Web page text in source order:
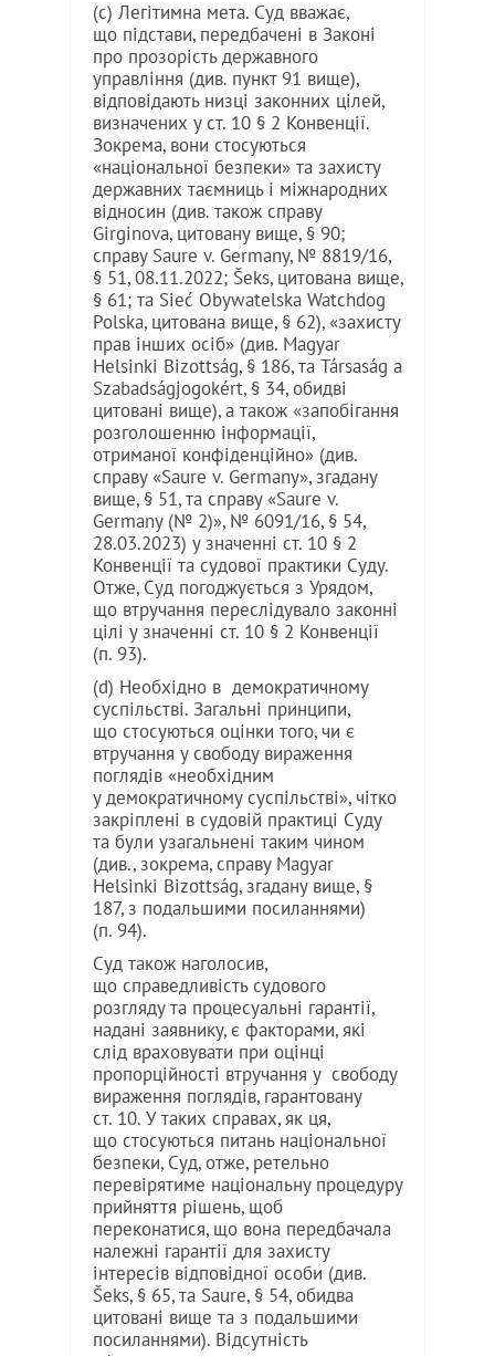
(с) Легітимна мета. Суд вважає,
що підстави, передбачені в Законі
про прозорість державного
управління (див. пункт 91 вище),
відповідають низці законних цілей,
визначених у ст. 10 § 2 Конвенції.
Зокрема, вони стосуються
«національної безпеки» та захисту
державних таємниць і міжнародних
відносин (див. також справу
Girginova, цитовану вище, § 90;
справу Saure v. Germany, № 8819/16,
§ 51, 08.11.2022; Šeks, цитована вище,
§ 61; та Sieć Obywatelska Watchdog
Polska, цитована вище, § 62), «захисту
прав інших осіб» (див. Magyar
Helsinki Bizottság, § 186, та Társaság a
Szabadságjogokért, § 34, обидві
цитовані вище), а також «запобігання
розголошенню інформації,
отриманої конфіденційно» (див.
справу «Saure v. Germany», згадану
вище, § 51, та справу «Saure v.
Germany (№ 2)», № 6091/16, § 54,
28.03.2023) у значенні ст. 10 § 2
Конвенції та судової практики Суду.
Отже, Суд погоджується з Урядом,
що втручання переслідувало законні
цілі у значенні ст. 10 § 2 Конвенції
(п. 93).
(d) Необхідно в демократичному
суспільстві. Загальні принципи,
що стосуються оцінки того, чи є
втручання у свободу вираження
поглядів «необхідним
у демократичному суспільстві», чітко
закріплені в судовій практиці Суду
та були узагальнені таким чином
(див., зокрема, справу Magyar
Helsinki Bizottság, згадану вище, §
187, з подальшими посиланнями)
(п. 94).
Суд також наголосив,
що справедливість судового
розгляду та процесуальні гарантії,
надані заявнику, є факторами, які
слід враховувати при оцінці
пропорційності втручання у свободу
вираження поглядів, гарантовану
ст. 10. У таких справах, як ця,
що стосуються питань національної
безпеки, Суд, отже, ретельно
перевірятиме національну процедуру
прийняття рішень, щоб
переконатися, що вона передбачала
належні гарантії для захисту
інтересів відповідної особи (див.
Šeks, § 65, та Saure, § 54, обидва
цитовані вище та з подальшими
посиланнями). Відсутність